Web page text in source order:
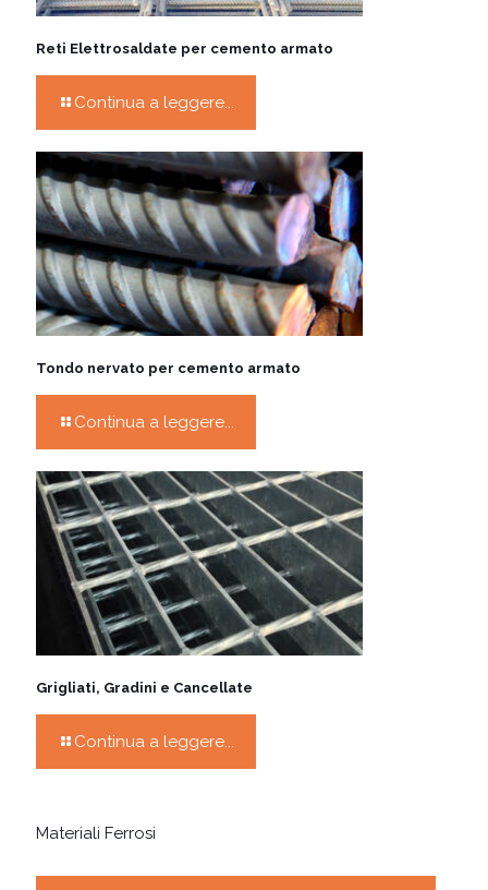
Reti Elettrosaldate per cemento armato
Continua a leggere...
Tondo nervato per cemento armato
Continua a leggere...
Grigliati, Gradini e Cancellate
Continua a leggere...
Materiali Ferrosi